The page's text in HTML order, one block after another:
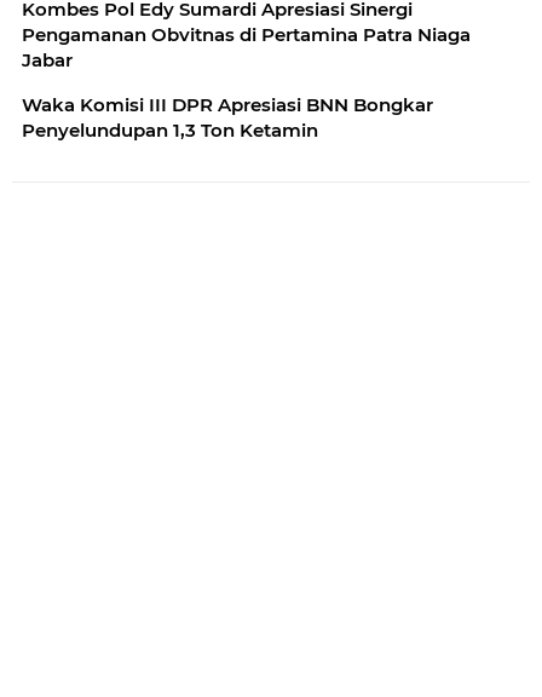
Kombes Pol Edy Sumardi Apresiasi Sinergi
Pengamanan Obvitnas di Pertamina Patra Niaga
Jabar
Waka Komisi III DPR Apresiasi BNN Bongkar
Penyelundupan 1,3 Ton Ketamin